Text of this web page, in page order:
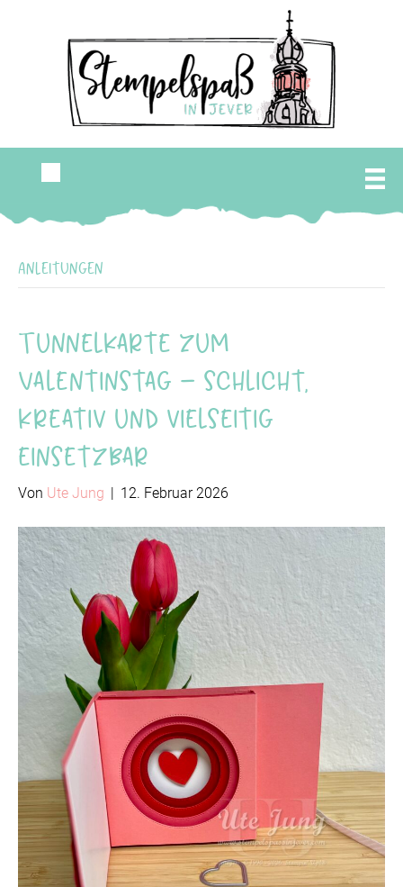
Anleitungen
Tunnelkarte zum
Valentinstag – schlicht,
kreativ und vielseitig
einsetzbar
Von Ute Jung | 12. Februar 2026